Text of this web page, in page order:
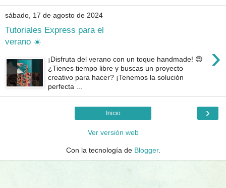
sábado, 17 de agosto de 2024
Tutoriales Express para el
verano ☀️
›
¡Disfruta del verano con un toque handmade! 😍
¿Tienes tiempo libre y buscas un proyecto
creativo para hacer? ¡Tenemos la solución
perfecta ...
›
Inicio
Ver versión web
Con la tecnología de Blogger.